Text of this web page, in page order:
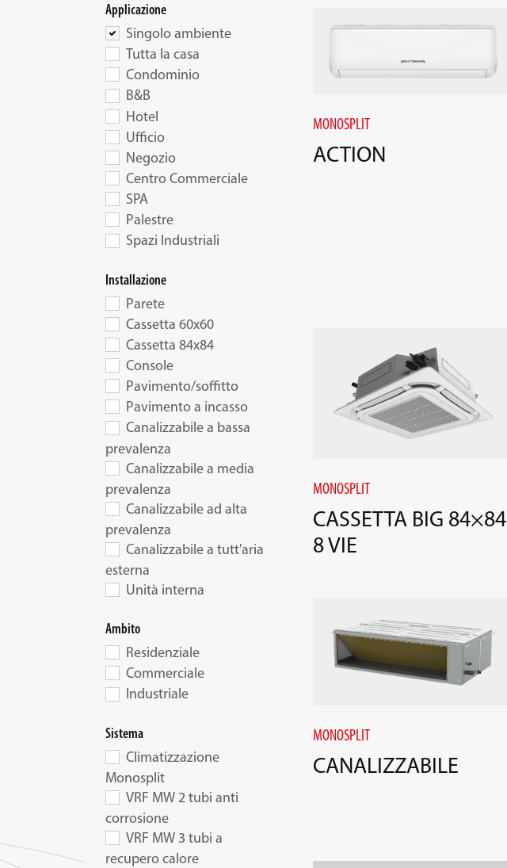
Applicazione
Singolo ambiente
Tutta la casa
Condominio
B&B
Hotel
Ufficio
Negozio
Centro Commerciale
SPA
Palestre
Spazi Industriali
Installazione
Parete
Cassetta 60x60
Cassetta 84x84
Console
Pavimento/soffitto
Pavimento a incasso
Canalizzabile a bassa
prevalenza
Canalizzabile a media
prevalenza
Canalizzabile ad alta
prevalenza
Canalizzabile a tutt'aria
esterna
Unità interna
Ambito
Residenziale
Commerciale
Industriale
Sistema
Climatizzazione
Monosplit
VRF MW 2 tubi anti
corrosione
VRF MW 3 tubi a
recupero calore
MONOSPLIT
ACTION
MONOSPLIT
CASSETTA BIG 84×84
8 VIE
MONOSPLIT
CANALIZZABILE